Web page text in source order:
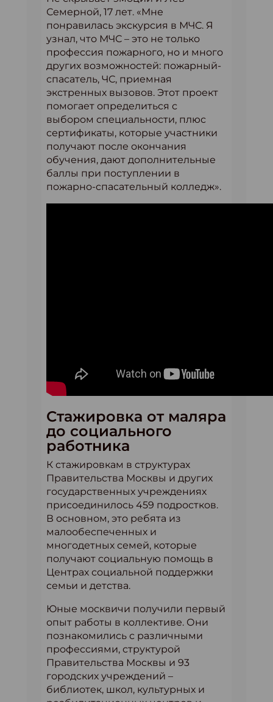
Семерной, 17 лет. «Мне
понравилась экскурсия в МЧС. Я
узнал, что МЧС – это не только
профессия пожарного, но и много
других возможностей: пожарный-
спасатель, ЧС, приемная
экстренных вызовов. Этот проект
помогает определиться с
выбором специальности, плюс
сертификаты, которые участники
получают после окончания
обучения, дают дополнительные
баллы при поступлении в
пожарно-спасательный колледж».
Стажировка от маляра
до социального
работника
К стажировкам в структурах
Правительства Москвы и других
государственных учреждениях
присоединилось 459 подростков.
В основном, это ребята из
малообеспеченных и
многодетных семей, которые
получают социальную помощь в
Центрах социальной поддержки
семьи и детства.
Юные москвичи получили первый
опыт работы в коллективе. Они
познакомились с различными
профессиями, структурой
Правительства Москвы и 93
городских учреждений –
библиотек, школ, культурных и